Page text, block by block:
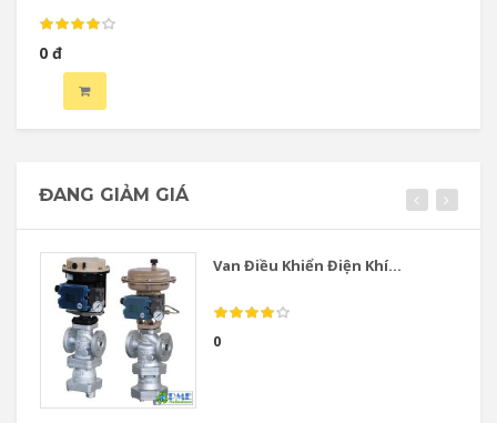
0 đ
ĐANG GIẢM GIÁ
Van Điều Khiển Điện Khí...
0